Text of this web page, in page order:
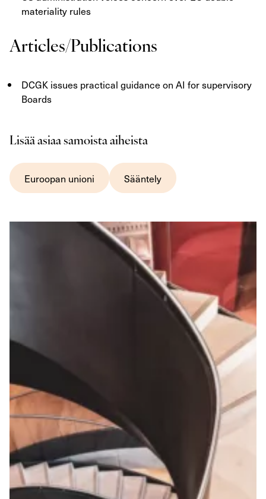
materiality rules
Articles/Publications
DCGK issues practical guidance on AI for supervisory
Boards
Lisää asiaa samoista aiheista
Euroopan unioni Sääntely